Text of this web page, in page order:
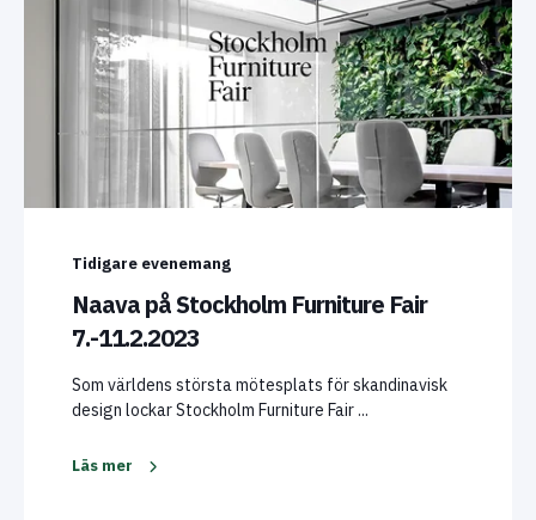
Tidigare evenemang
Naava på Stockholm Furniture Fair
7.-11.2.2023
Som världens största mötesplats för skandinavisk
design lockar Stockholm Furniture Fair ...
Läs mer